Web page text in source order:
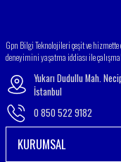
Gpn Bilgi Teknolojileri çeşit ve
deneyimini yaşatma iddiası ile
Yukarı Dudullu Mah.
İstanbul
0 850 522 9182
KURUMSAL